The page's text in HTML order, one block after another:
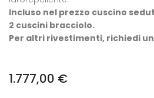
Incluso nel prezzo cuscino
2 cuscini bracciolo.
Per altri rivestimenti, richiedi
1.777,00 €